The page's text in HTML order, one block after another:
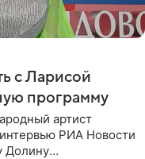
с Ларисой
программу
артист
РИА Новости
Долину